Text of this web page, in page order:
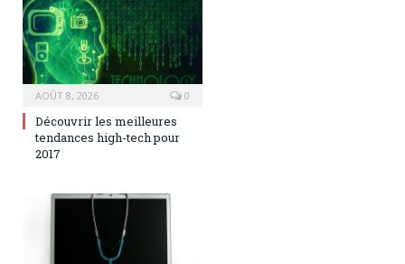
AOÛT 8, 2026 0
Découvrir les meilleures
tendances high-tech pour
2017